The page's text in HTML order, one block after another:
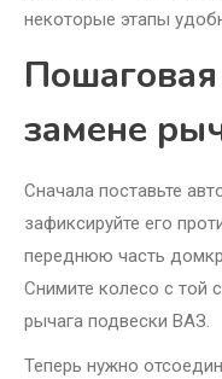
некоторые этапы
замене
Сначала поставьте
зафиксируйте его
переднюю часть
Снимите колесо с той
рычага подвески ВАЗ.
Теперь нужно